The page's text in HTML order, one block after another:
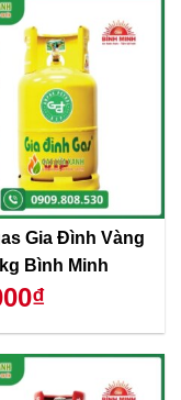
Gia Đình Vàng
Bình Minh